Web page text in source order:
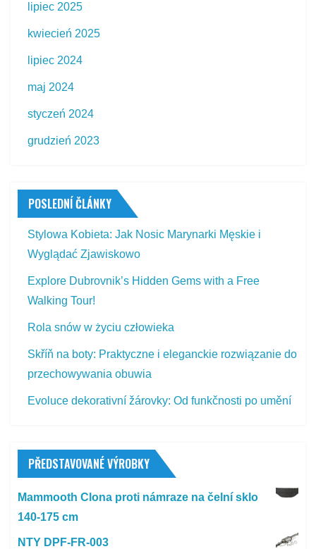
lipiec 2025
kwiecień 2025
lipiec 2024
maj 2024
styczeń 2024
grudzień 2023
POSLEDNÍ ČLÁNKY
Stylowa Kobieta: Jak Nosic Marynarki Męskie i
Wyglądać Zjawiskowo
Explore Dubrovnik’s Hidden Gems with a Free
Walking Tour!
Rola snów w życiu człowieka
Skříň na boty: Praktyczne i eleganckie rozwiązanie do
przechowywania obuwia
Evoluce dekorativní žárovky: Od funkčnosti po umění
PŘEDSTAVOVANÉ VÝROBKY
Mammooth Clona proti námraze na čelní sklo
140-175 cm
NTY DPF-FR-003